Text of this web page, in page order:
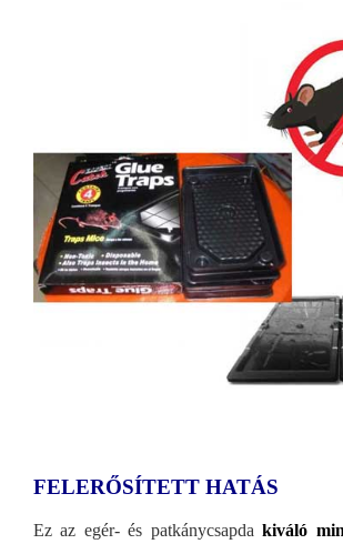
FELERŐSÍTETT HATÁS
Ez az egér- és patkánycsapda kiváló